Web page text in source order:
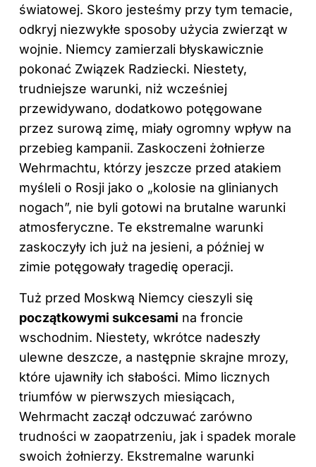
światowej. Skoro jesteśmy przy tym temacie,
odkryj niezwykłe sposoby użycia zwierząt w
wojnie. Niemcy zamierzali błyskawicznie
pokonać Związek Radziecki. Niestety,
trudniejsze warunki, niż wcześniej
przewidywano, dodatkowo potęgowane
przez surową zimę, miały ogromny wpływ na
przebieg kampanii. Zaskoczeni żołnierze
Wehrmachtu, którzy jeszcze przed atakiem
myśleli o Rosji jako o „kolosie na glinianych
nogach”, nie byli gotowi na brutalne warunki
atmosferyczne. Te ekstremalne warunki
zaskoczyły ich już na jesieni, a później w
zimie potęgowały tragedię operacji.
Tuż przed Moskwą Niemcy cieszyli się
początkowymi sukcesami na froncie
wschodnim. Niestety, wkrótce nadeszły
ulewne deszcze, a następnie skrajne mrozy,
które ujawniły ich słabości. Mimo licznych
triumfów w pierwszych miesiącach,
Wehrmacht zaczął odczuwać zarówno
trudności w zaopatrzeniu, jak i spadek morale
swoich żołnierzy. Ekstremalne warunki